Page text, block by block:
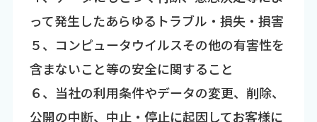
って発生したあらゆるトラブル・損失・損害
５、コンピュータウイルスその他の有害性を
含まないこと等の安全に関すること
６、当社の利用条件やデータの変更、削除、
公開の中断、中止・停止に起因してお客様に